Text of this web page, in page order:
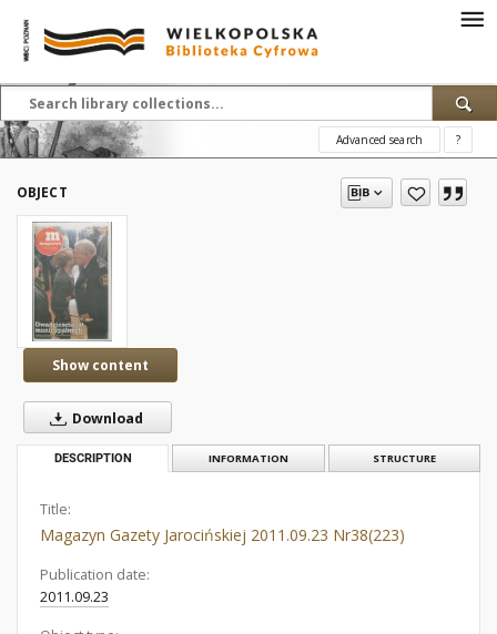
Advanced search ?
OBJECT
Show content
Download
DESCRIPTION INFORMATION STRUCTURE
Title:
Magazyn Gazety Jarocińskiej 2011.09.23 Nr38(223)
Publication date:
2011.09.23